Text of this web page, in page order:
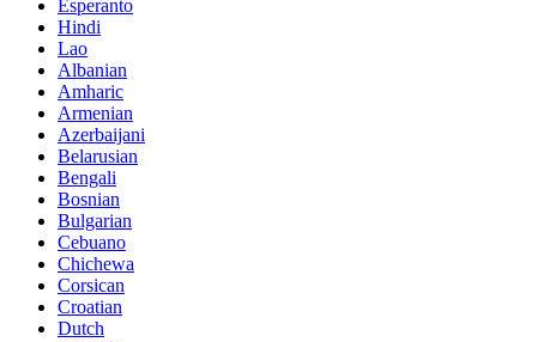
Esperanto
Hindi
Lao
Albanian
Amharic
Armenian
Azerbaijani
Belarusian
Bengali
Bosnian
Bulgarian
Cebuano
Chichewa
Corsican
Croatian
Dutch